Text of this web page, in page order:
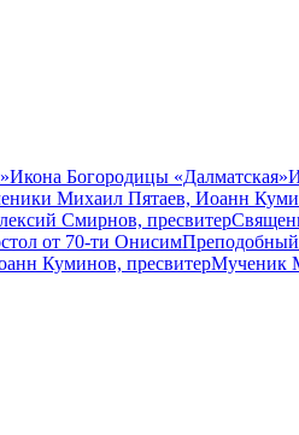
Икона Богородицы «Далматская»
Михаил Пятаев, Иоанн
Смирнов, пресвитер
от 70-ти Онисим
Куминов, пресвитерМученик